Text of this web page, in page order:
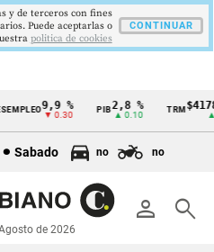
9,9 %
▼ 0.30
PIB2,8 %
▲ 0.10
TRM
▲
Sabado no no
person search
de 2026
y de terceros con fines
Puede aceptarlas o
politica de cookies
CONTINUAR